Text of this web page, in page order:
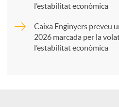
l’estabilitat econòmica
Caixa Enginyers preveu
2026 marcada per la
l’estabilitat econòmica